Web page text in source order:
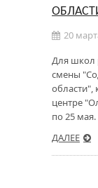
20
Для школ
смены
области",
центре
по 25
ДАЛЕЕ